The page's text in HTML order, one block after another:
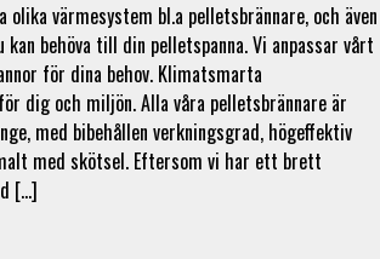
värmesystem bl.a pelletsbrännare, och även
behöva till din pelletspanna. Vi anpassar vårt
för dina behov. Klimatsmarta
dig och miljön. Alla våra pelletsbrännare är
med bibehållen verkningsgrad, högeffektiv
med skötsel. Eftersom vi har ett brett
[…]